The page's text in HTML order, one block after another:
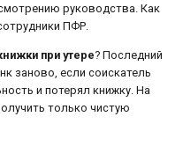
руководства. Как
ПФР.
при утере? Последний
заново, если соискатель
и потерял книжку. На
только чистую